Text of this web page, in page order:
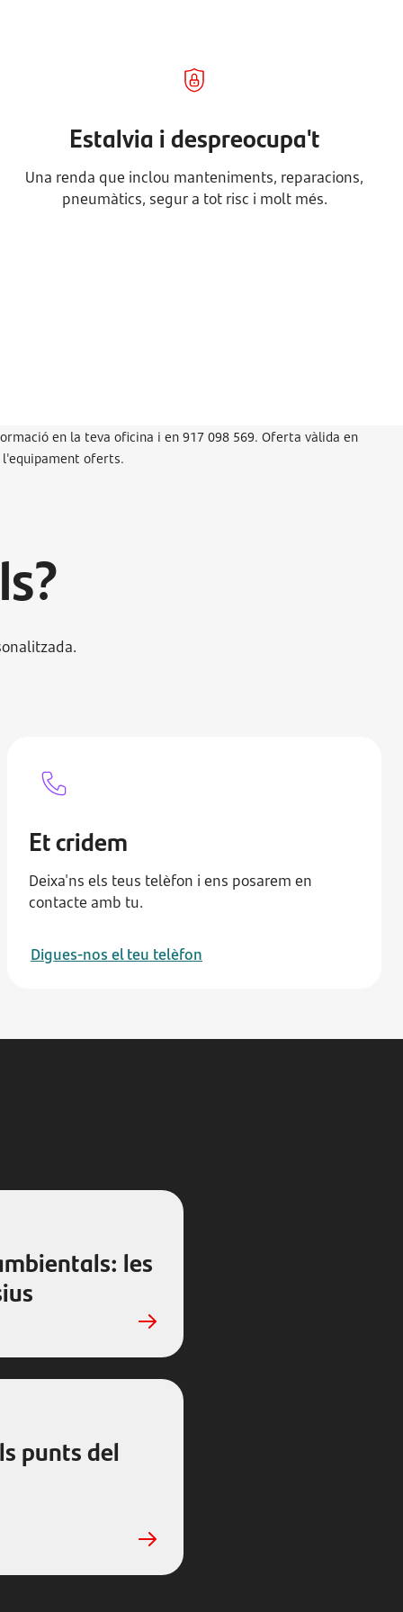
Estalvia i despreocupa't
Una renda que inclou manteniments, reparacions,
pneumàtics, segur a tot risc i molt més.
en la teva oficina i en 917 098 569. Oferta vàlida en
oferts.
Et cridem
Deixa'ns els teus telèfon i ens posarem en
contacte amb tu.
Digues-nos el teu telèfon
les
punts del